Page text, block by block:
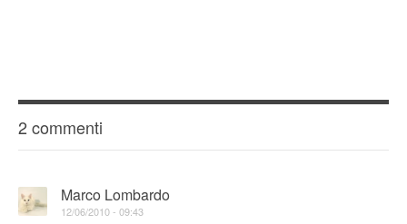
2 commenti
Marco Lombardo
12/06/2010 - 09:43